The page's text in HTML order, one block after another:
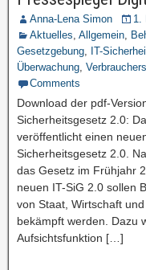
Anna-Lena Simon
1.
Aktuelles, Allgemein,
Gesetzgebung, IT-
Überwachung,
Comments
Download der pdf-
Sicherheitsgesetz 2.0:
veröffentlicht einen
Sicherheitsgesetz 2.0.
das Gesetz im Frühjahr
neuen IT-SiG 2.0 sollen
von Staat, Wirtschaft
bekämpft werden. Dazu
Aufsichtsfunktion […]